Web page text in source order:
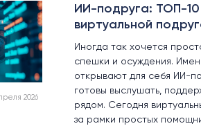
2026
ИИ-подруга: ТОП-
виртуальной
Иногда так хочется
спешки и осуждения.
открывают для себя ИИ-
готовы выслушать,
рядом. Сегодня
за рамки простых